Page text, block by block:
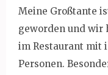
Meine Großtante
geworden und wir
im Restaurant mit
Personen.